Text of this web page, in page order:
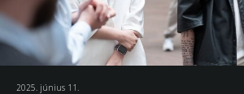
2025. június 11.